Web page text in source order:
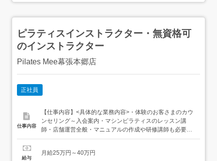
ピラティスインストラクター・無資格可
のインストラクター
Pilates Mee幕張本郷店
正社員
仕事内容
【仕事内容】<具体的な業務内容>・体験のお客さまのカウ
ンセリング～入会案内・マシンピラティスのレッスン講
師・店舗運営全般・マニュアルの作成や研修講師も必要に
応じてご依頼をさせていただきます 就業場所の変更なし 業
不問未経験可ブランクOK<歓迎要件>ピラティスの資格を
給与
月給25万円～40万円